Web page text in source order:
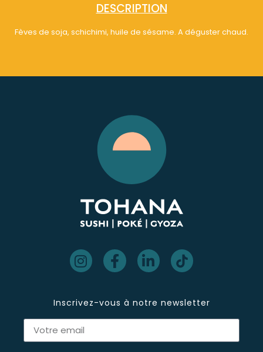
DESCRIPTION
Fèves de soja, schichimi, huile de sésame. A déguster chaud.
Inscrivez-vous à notre newsletter